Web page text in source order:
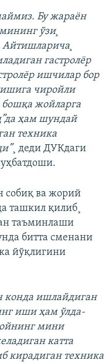
Бу жараëн
ўзи¸
Айтишларича¸
гастролëр
ишчилар бор
чиройли
бошқа жойларга
ҳам шундай
техника
¸ деди ДУКдаги
собиқ ва жорий
ташкил қилиб¸
таъминлаши
битта сменани
йўқлигини
конда ишлайдиган
иши ҳам ўлда-
мини
катта
кирадиган техника